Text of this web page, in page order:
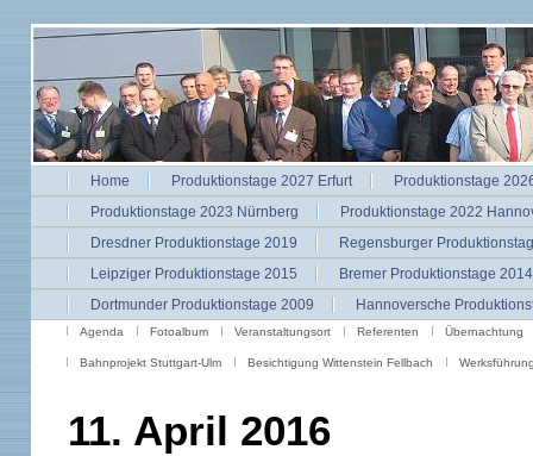
Home Produktionstage 2027 Erfurt
Produktionstage
Produktionstage 2023 Nürnberg
Produktionstage 2022
Dresdner Produktionstage 2019
Regensburger
Leipziger Produktionstage 2015
Bremer Produktionstage 2014
Dortmunder Produktionstage 2009
Hannoversche
Agenda Fotoalbum Veranstaltungsort Referenten Übernachtung
Bahnprojekt Stuttgart-Ulm Besichtigung Wittenstein Fellbach
11. April 2016